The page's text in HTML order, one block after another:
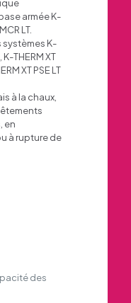
armée K-
LT.
systèmes K-
K-THERM XT
XT PSE LT
à la chaux,
en
à rupture de
des